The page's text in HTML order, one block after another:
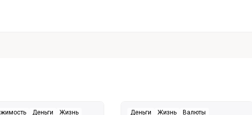
Деньги Жизнь Деньги Жизнь Валюты